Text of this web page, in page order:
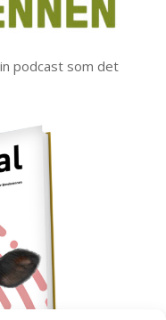
podcast som det